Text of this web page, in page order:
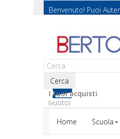
Benvenuto! Puoi
Cerca
I tuoi acquisti
(vuoto)
Home
Scuola